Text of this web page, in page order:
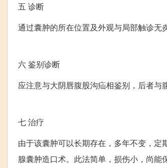
五 诊断
通过囊肿的所在位置及外观与局部触诊无
六鉴别诊断
应注意与大阴唇腹股沟疝相鉴别，后者与
七治疗
由于该囊肿可以长期存在，多年不变，
腺囊肿造口术。此法简单，损伤小，尚